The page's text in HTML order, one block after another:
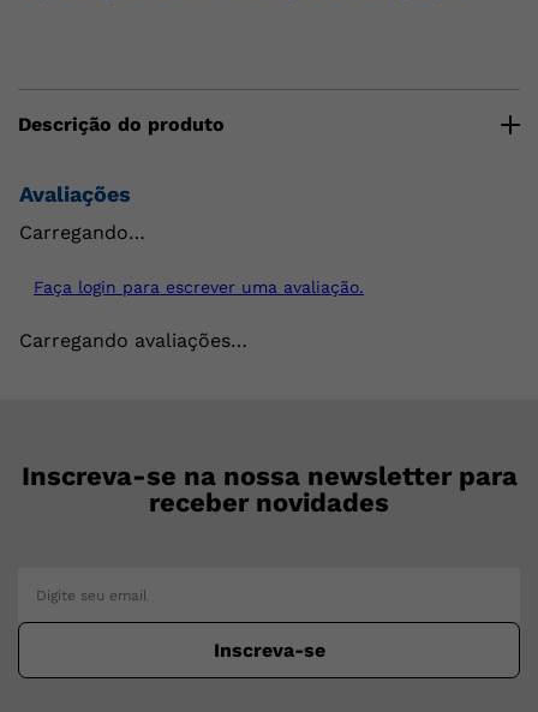
Descrição do produto
Avaliações
Carregando…
Faça login para escrever uma avaliação.
Carregando avaliações…
Inscreva-se na nossa newsletter para
receber novidades
Inscreva-se